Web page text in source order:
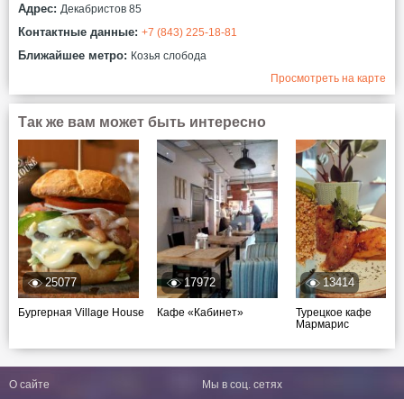
Адрес: Декабристов 85
Контактные данные: +7 (843) 225-18-81
Ближайшее метро: Козья слобода
Просмотреть на карте
Так же вам может быть интересно
25077
Бургерная Village House
17972
Кафе «Кабинет»
13414
Турецкое кафе
Мармарис
О сайте Мы в соц. сетях